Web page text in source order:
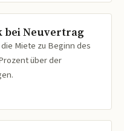
bei Neuvertrag
Miete zu Beginn des
über der